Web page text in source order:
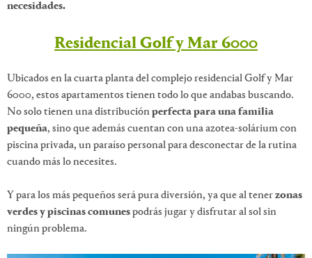
necesidades.
Residencial Golf y Mar 6000
Ubicados en la cuarta planta del complejo residencial Golf y Mar
6000, estos apartamentos tienen todo lo que andabas buscando.
No solo tienen una distribuciónperfecta para una familia
pequeña, sino que además cuentan con una azotea-solárium con
piscina privada, un paraíso personal para desconectar de la rutina
cuando más lo necesites.
Y para los más pequeños será pura diversión, ya que al tenerzonas
verdes y piscinas comunespodrás jugar y disfrutar al sol sin
ningún problema.